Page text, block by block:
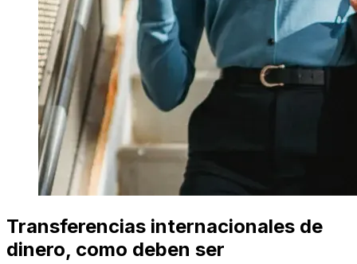
Transferencias internacionales de
dinero, como deben ser